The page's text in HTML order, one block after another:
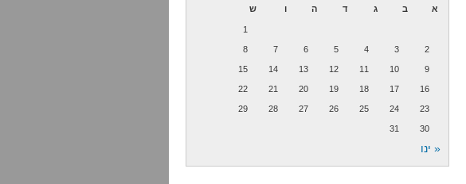
א ב ג ד ה ו ש
1
2
3
4
5
6
7
8
9
10
11
12
13
14
15
16
17
18
19
20
21
22
23
24
25
26
27
28
29
30
31
« ינו